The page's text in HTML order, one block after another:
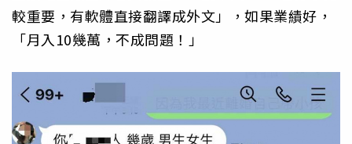
較重要，有軟體直接翻譯成外文」，如果業績好，
「月入10幾萬，不成問題！」